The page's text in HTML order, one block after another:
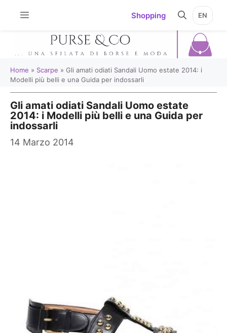
Shopping EN
Home » Scarpe » Gli amati odiati Sandali Uomo estate 2014: i
Modelli più belli e una Guida per indossarli
Gli amati odiati Sandali Uomo estate
2014: i Modelli più belli e una Guida per
indossarli
14 Marzo 2014